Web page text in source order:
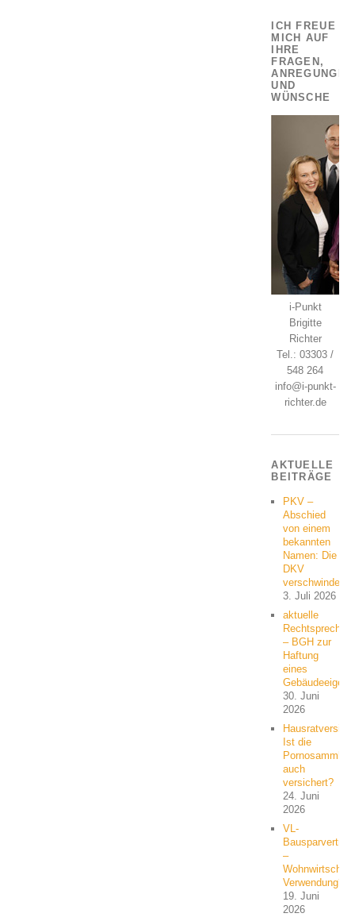
ICH FREUE
MICH AUF
IHRE
FRAGEN,
ANREGUNGEN
UND
WÜNSCHE
i-Punkt
Brigitte
Richter
Tel.: 03303 /
548 264
info@i-punkt-
richter.de
AKTUELLE
BEITRÄGE
PKV –
Abschied
von einem
bekannten
Namen: Die
DKV
verschwindet
3. Juli 2026
aktuelle
– BGH zur
Haftung
eines
30. Juni
2026
Ist die
auch
versichert?
24. Juni
2026
VL-
Bausparvertrag
–
Verwendung?
19. Juni
2026